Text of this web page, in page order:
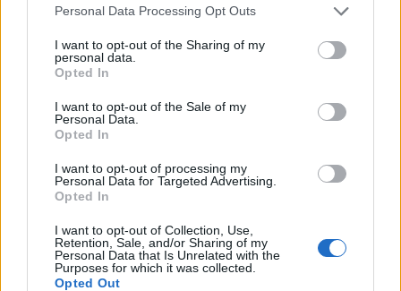
Personal Data Processing Opt Outs
I want to opt-out of the Sharing of my
personal data.
Opted In
I want to opt-out of the Sale of my
Personal Data.
Opted In
I want to opt-out of processing my
Personal Data for Targeted Advertising.
Opted In
I want to opt-out of Collection, Use,
Retention, Sale, and/or Sharing of my
Personal Data that Is Unrelated with the
Purposes for which it was collected.
Opted Out
30 přestupků
Čtvrtina řidičů při kontrole na Příbramsku
dohled na silnicích